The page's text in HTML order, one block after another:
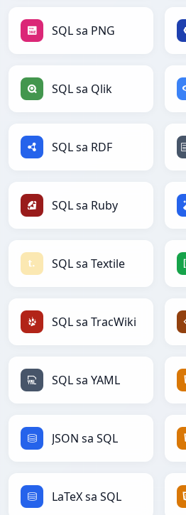
SQL sa PNG
SQL sa Qlik
SQL sa RDF
SQL sa Ruby
SQL sa Textile
SQL sa TracWiki
SQL sa YAML
JSON sa SQL
LaTeX sa SQL